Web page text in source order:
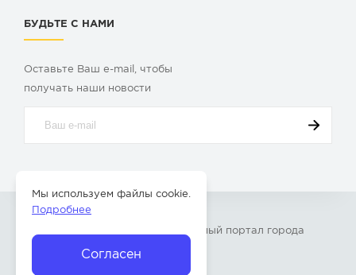
БУДЬТЕ С НАМИ
Оставьте Ваш e-mail, чтобы
получать наши новости
» – Главный портал города
Бор Нижегородской области
Согласен
Мы используем файлы cookie.
Подробнее